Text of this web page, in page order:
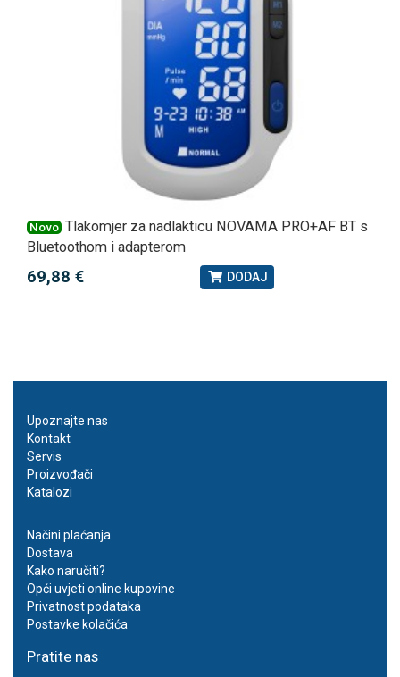
Novo Tlakomjer za nadlakticu NOVAMA PRO+AF BT s
Bluetoothom i adapterom
69,88 € DODAJ
Upoznajte nas
Kontakt
Servis
Proizvođači
Katalozi
Načini plaćanja
Dostava
Kako naručiti?
Opći uvjeti online kupovine
Privatnost podataka
Postavke kolačića
Pratite nas